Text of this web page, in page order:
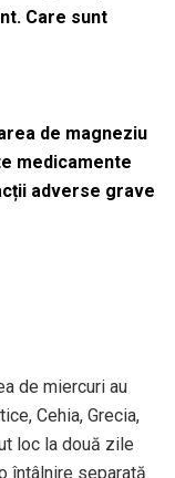
Care sunt
de magneziu
medicamente
adverse grave
de miercuri au
Cehia, Grecia,
loc la două zile
întâlnire separată